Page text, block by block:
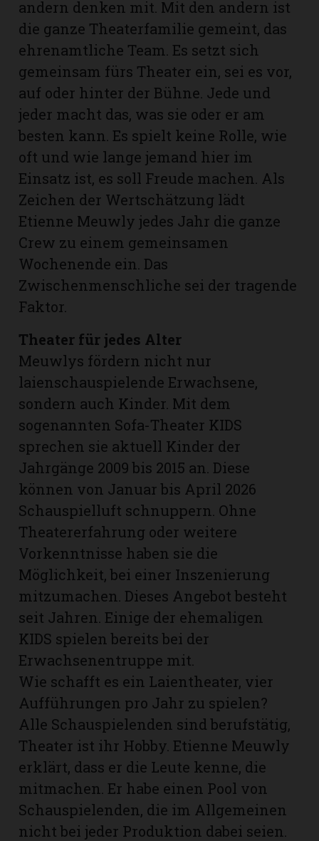
andern denken mit. Mit den andern ist
die ganze Theaterfamilie gemeint, das
ehrenamtliche Team. Es setzt sich
gemeinsam fürs Theater ein, sei es vor,
auf oder hinter der Bühne. Jede und
jeder macht das, was sie oder er am
besten kann. Es spielt keine Rolle, wie
oft und wie lange jemand hier im
Einsatz ist, es soll Freude machen. Als
Zeichen der Wertschätzung lädt
Etienne Meuwly jedes Jahr die ganze
Crew zu einem gemeinsamen
Wochenende ein. Das
Zwischenmenschliche sei der tragende
Faktor.
Theater für jedes Alter
Meuwlys fördern nicht nur
laienschauspielende Erwachsene,
sondern auch Kinder. Mit dem
sogenannten Sofa-Theater KIDS
sprechen sie aktuell Kinder der
Jahrgänge 2009 bis 2015 an. Diese
können von Januar bis April 2026
Schauspielluft schnuppern. Ohne
Theatererfahrung oder weitere
Vorkenntnisse haben sie die
Möglichkeit, bei einer Inszenierung
mitzumachen. Dieses Angebot besteht
seit Jahren. Einige der ehemaligen
KIDS spielen bereits bei der
Erwachsenentruppe mit.
Wie schafft es ein Laientheater, vier
Aufführungen pro Jahr zu spielen?
Alle Schauspielenden sind berufstätig,
Theater ist ihr Hobby. Etienne Meuwly
erklärt, dass er die Leute kenne, die
mitmachen. Er habe einen Pool von
Schauspielenden, die im Allgemeinen
nicht bei jeder Produktion dabei seien.